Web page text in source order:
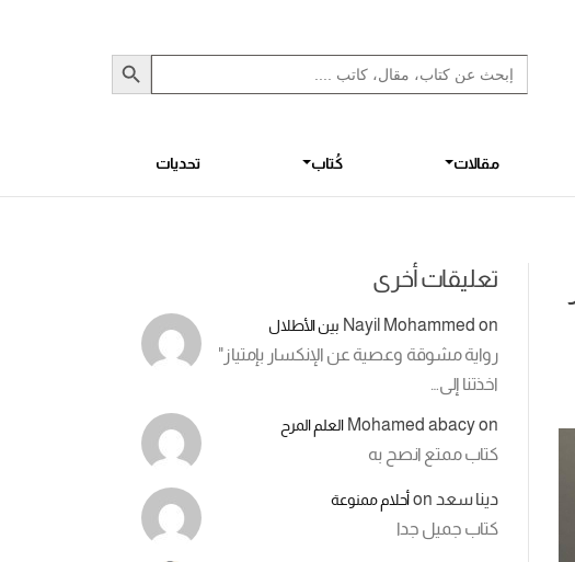
Search
for:
Search Button
مقالات كُتاب تحديات
تعليقات أخرى
Nayil Mohammed on بين الأطلال
رواية مشوقة وعصية عن الإنكسار بإمتياز"
اخذتنا إلى…
Mohamed abacyon العلم المرح
كتاب ممتع انصح به
دينا سعد onأحلام ممنوعة
كتاب جميل جدا